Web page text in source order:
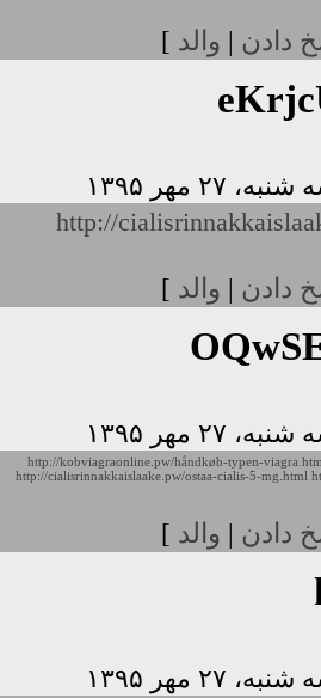
دادن | والد ]
http://
دادن | والد ]
http://kobviagraonline.pw/håndkøb-typen-
http://cialisrinnakkaislaake.pw/ostaa-cialis-5-mg.html
دادن | والد ]